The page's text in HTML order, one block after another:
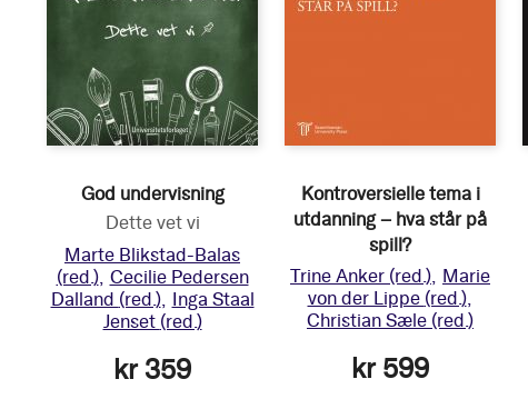
God undervisning
Dette vet vi
Marte Blikstad-Balas
(red.) Cecilie Pedersen
Dalland (red.) Inga Staal
Jenset (red.)
kr 359
Kontroversielle tema i
utdanning – hva står på
spill?
Trine Anker (red.) Marie
von der Lippe (red.)
Christian Sæle (red.)
kr 599